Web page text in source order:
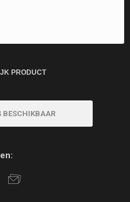
PRODUCT
BESCHIKBAAR